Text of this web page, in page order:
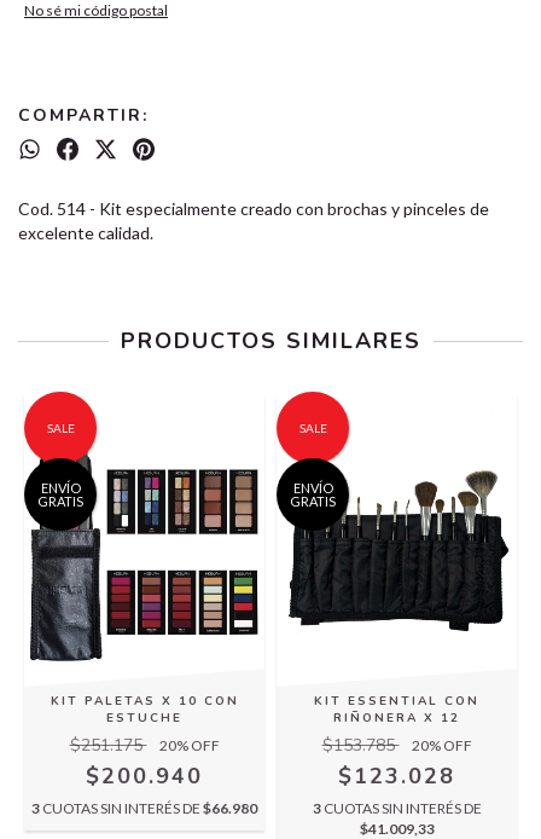
No sé mi código postal
COMPARTIR:
Cod. 514 - Kit especialmente creado con brochas y pinceles de
excelente calidad.
PRODUCTOS SIMILARES
SALE
ENVÍO
GRATIS
KIT PALETAS X 10 CON
ESTUCHE
$251.175 20% OFF
$200.940
3 CUOTAS SIN INTERÉS DE $66.980
SALE
ENVÍO
GRATIS
KIT ESSENTIAL CON
RIÑONERA X 12
$153.785 20% OFF
$123.028
3 CUOTAS SIN INTERÉS DE
$41.009,33